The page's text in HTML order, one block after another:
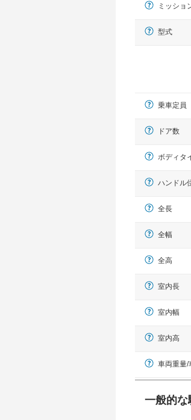
ミッショ
型式
乗車定員
ドア数
ボディタ
ハンドル
全長
全幅
全高
室内長
室内幅
室内高
車両重量/
一般的な